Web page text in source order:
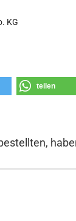
KG
teilen